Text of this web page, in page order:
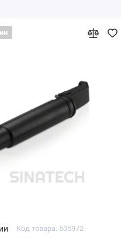
Код товара: 505972